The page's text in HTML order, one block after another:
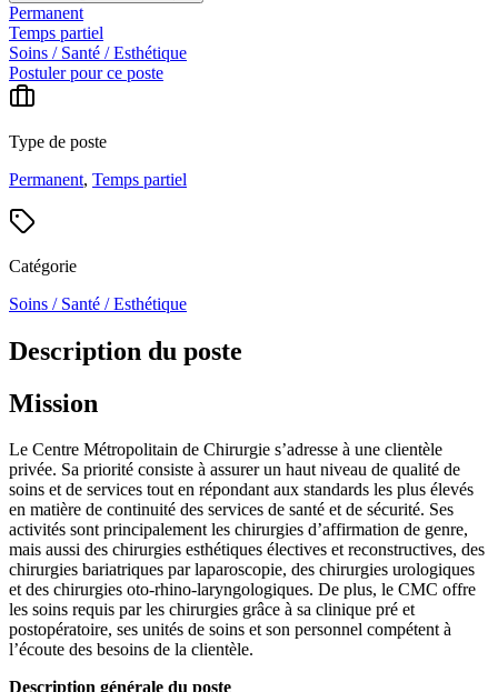
Permanent
Temps partiel
Soins / Santé / Esthétique
Postuler pour ce poste
Type de poste
Permanent, Temps partiel
Catégorie
Soins / Santé / Esthétique
Description du poste
Mission
Le Centre Métropolitain de Chirurgie s’adresse à une clientèle
privée. Sa priorité consiste à assurer un haut niveau de qualité de
soins et de services tout en répondant aux standards les plus élevés
en matière de continuité des services de santé et de sécurité. Ses
activités sont principalement les chirurgies d’affirmation de genre,
mais aussi des chirurgies esthétiques électives et reconstructives, des
chirurgies bariatriques par laparoscopie, des chirurgies urologiques
et des chirurgies oto-rhino-laryngologiques. De plus, le CMC offre
les soins requis par les chirurgies grâce à sa clinique pré et
postopératoire, ses unités de soins et son personnel compétent à
l’écoute des besoins de la clientèle.
Description générale du poste